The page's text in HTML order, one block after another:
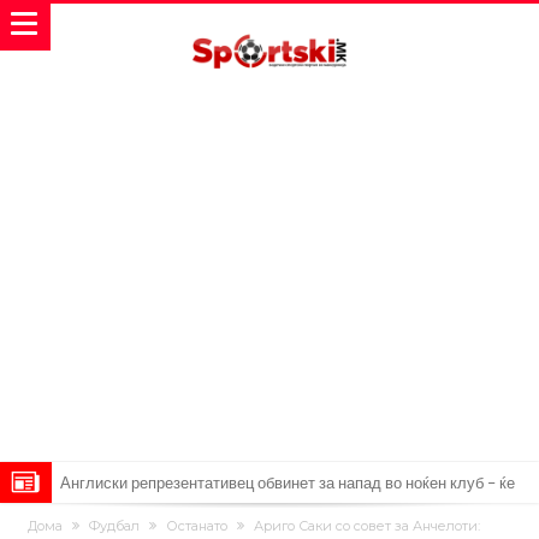
Англиски репрезентативец обвинет за напад во ноќен клуб – ќе
оди на суд!
Дилеми повеќе нема: Познато е кога Родри ќе стане новиот
Дома Фудбал Останато
Ариго Саки со совет за Анчелоти: